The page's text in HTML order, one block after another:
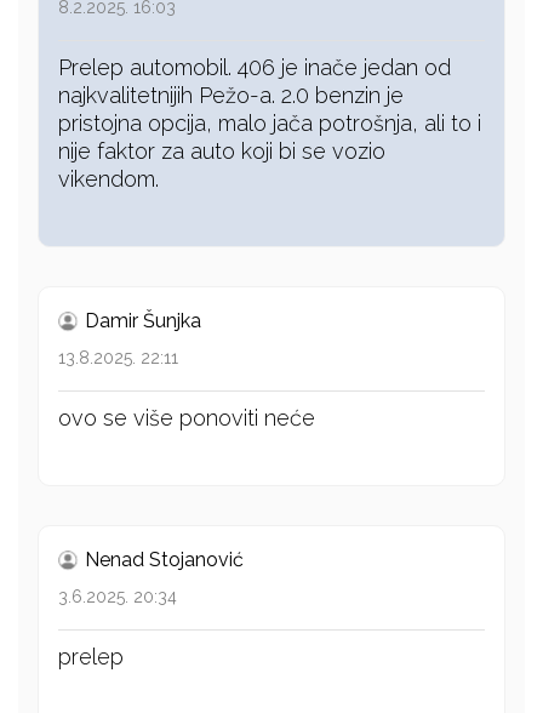
8.2.2025. 16:03
Prelep automobil. 406 je inače jedan od
najkvalitetnijih Pežo-a. 2.0 benzin je
pristojna opcija, malo jača potrošnja, ali to i
nije faktor za auto koji bi se vozio
vikendom.
Damir Šunjka
13.8.2025. 22:11
ovo se više ponoviti neće
Nenad Stojanović
3.6.2025. 20:34
prelep